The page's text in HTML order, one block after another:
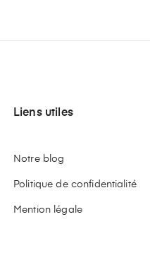
Liens utiles
Notre blog
Politique de confidentialité
Mention légale